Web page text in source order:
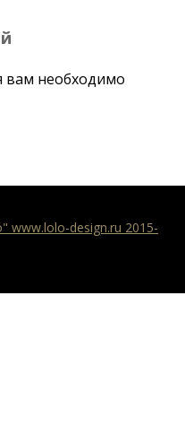
вам необходимо
www.lolo-design.ru 2015-